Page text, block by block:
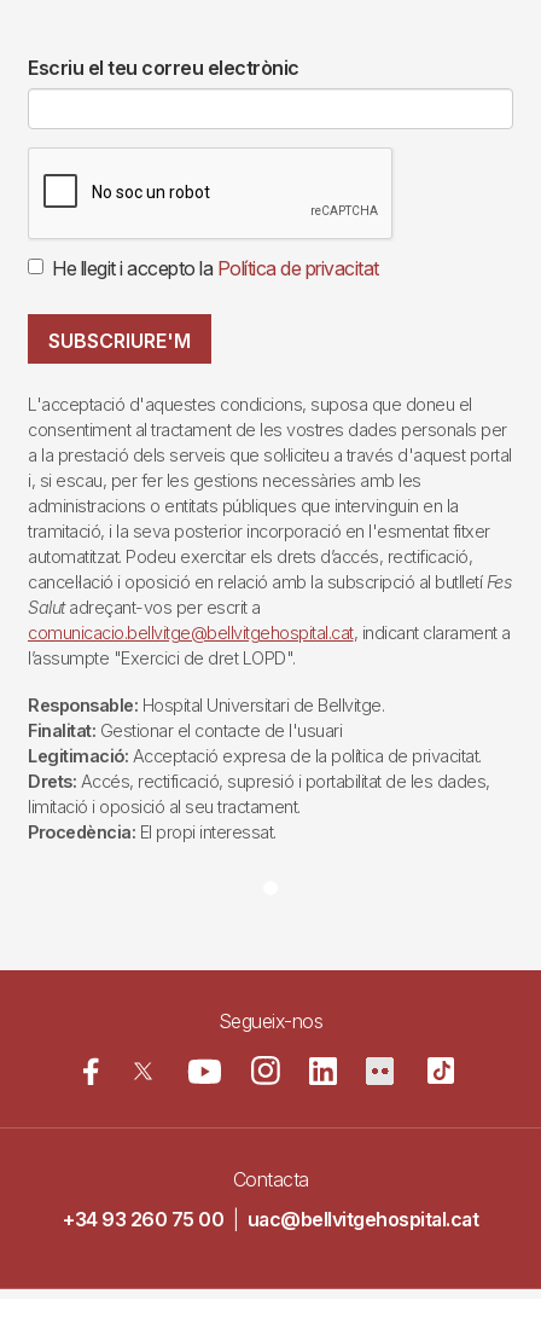
Escriu el teu correu electrònic
He llegit i accepto la Política de privacitat
SUBSCRIURE'M
L'acceptació d'aquestes condicions, suposa que doneu el
consentiment al tractament de les vostres dades personals per
a la prestació dels serveis que sol·liciteu a través d'aquest portal
i, si escau, per fer les gestions necessàries amb les
administracions o entitats públiques que intervinguin en la
tramitació, i la seva posterior incorporació en l'esmentat fitxer
automatitzat. Podeu exercitar els drets d’accés, rectificació,
cancel·lació i oposició en relació amb la subscripció al butlletí Fes
Salutadreçant-vos per escrit a
comunicacio.bellvitge@bellvitgehospital.cat, indicant clarament a
l’assumpte "Exercici de dret LOPD".
Responsable: Hospital Universitari de Bellvitge.
Finalitat: Gestionar el contacte de l'usuari
Legitimació: Acceptació expresa de la política de privacitat.
Drets: Accés, rectificació, supresió i portabilitat de les dades,
limitació i oposició al seu tractament.
Procedència: El propi interessat.
Segueix-nos
Contacta
+34 93 260 75 00
uac@bellvitgehospital.cat